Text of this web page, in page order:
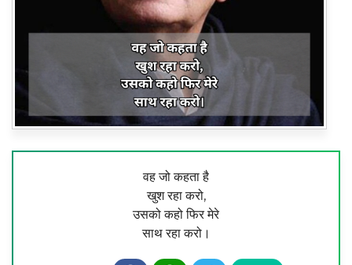
वह जो कहता है
खुश रहा करो,
उसको कहो फिर मेरे
साथ रहा करो।